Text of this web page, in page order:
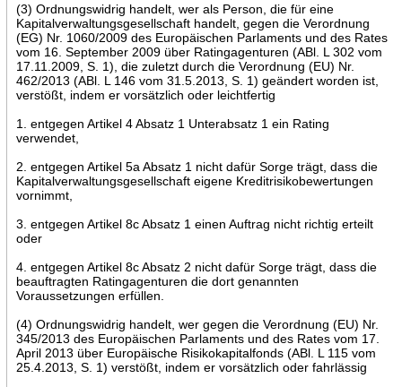
(3) Ordnungswidrig handelt, wer als Person, die für eine
Kapitalverwaltungsgesellschaft handelt, gegen die Verordnung
(EG) Nr. 1060/2009 des Europäischen Parlaments und des Rates
vom 16. September 2009 über Ratingagenturen (ABl. L 302 vom
17.11.2009, S. 1), die zuletzt durch die Verordnung (EU) Nr.
462/2013 (ABl. L 146 vom 31.5.2013, S. 1) geändert worden ist,
verstößt, indem er vorsätzlich oder leichtfertig
1. entgegen Artikel 4 Absatz 1 Unterabsatz 1 ein Rating
verwendet,
2. entgegen Artikel 5a Absatz 1 nicht dafür Sorge trägt, dass die
Kapitalverwaltungsgesellschaft eigene Kreditrisikobewertungen
vornimmt,
3. entgegen Artikel 8c Absatz 1 einen Auftrag nicht richtig erteilt
oder
4. entgegen Artikel 8c Absatz 2 nicht dafür Sorge trägt, dass die
beauftragten Ratingagenturen die dort genannten
Voraussetzungen erfüllen.
(4) Ordnungswidrig handelt, wer gegen die Verordnung (EU) Nr.
345/2013 des Europäischen Parlaments und des Rates vom 17.
April 2013 über Europäische Risikokapitalfonds (ABl. L 115 vom
25.4.2013, S. 1) verstößt, indem er vorsätzlich oder fahrlässig